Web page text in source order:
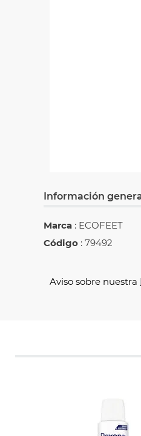
Información
Marca : ECOFEET
Código : 79492
Aviso sobre nuestra